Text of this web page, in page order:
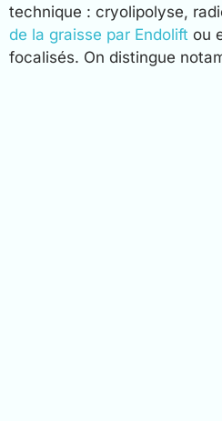
technique : cryolipolyse,
de la graisse par Endolift ou
focalisés. On distingue